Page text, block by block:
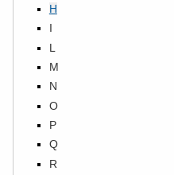
H
I
L
M
N
O
P
Q
R